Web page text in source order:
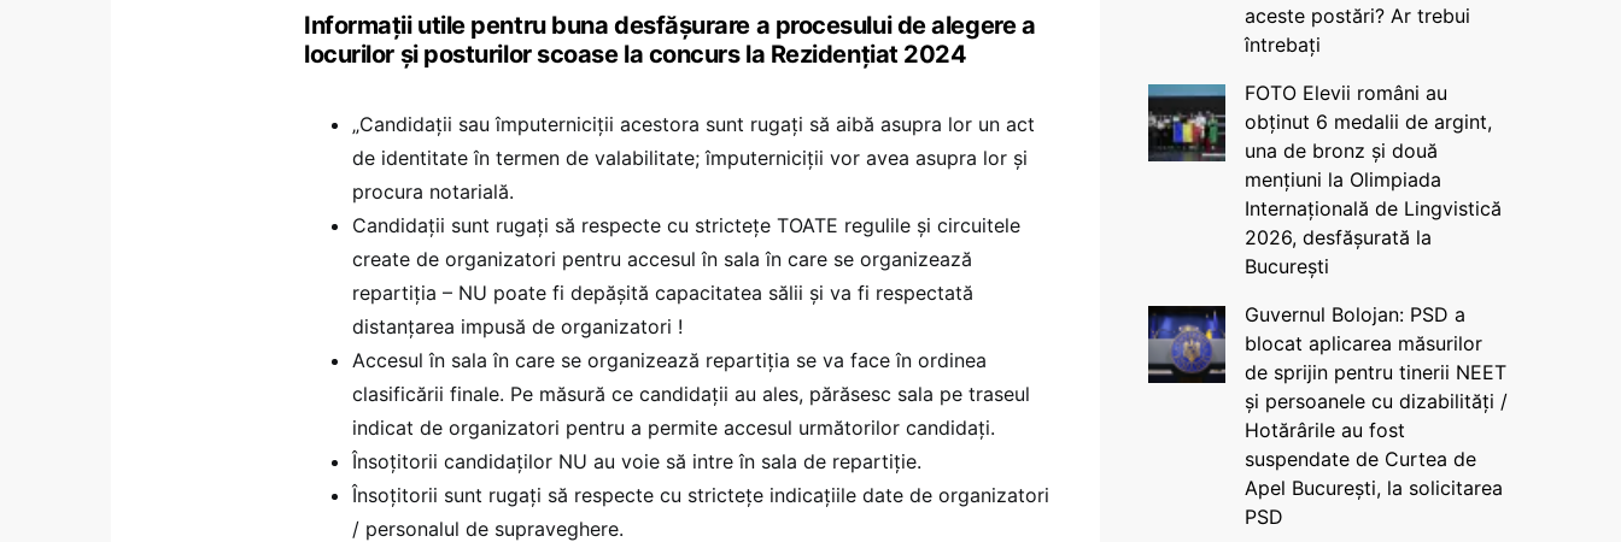
Informații utile pentru buna desfășurare a procesului de alegere a
locurilor și posturilor scoase la concurs la Rezidențiat 2024
„Candidații sau împuterniciții acestora sunt rugați să aibă asupra lor un act
de identitate în termen de valabilitate; împuterniciții vor avea asupra lor și
procura notarială.
Candidații sunt rugați să respecte cu strictețe TOATE regulile și circuitele
create de organizatori pentru accesul în sala în care se organizează
repartiția – NU poate fi depășită capacitatea sălii și va fi respectată
distanțarea impusă de organizatori !
Accesul în sala în care se organizează repartiția se va face în ordinea
clasificării finale. Pe măsură ce candidații au ales, părăsesc sala pe traseul
indicat de organizatori pentru a permite accesul următorilor candidați.
Însoțitorii candidaților NU au voie să intre în sala de repartiție.
Însoțitorii sunt rugați să respecte cu strictețe indicațiile date de organizatori
/ personalul de supraveghere.
aceste postări? Ar trebui
întrebați
FOTO Elevii români au
obținut 6 medalii de argint,
una de bronz și două
mențiuni la Olimpiada
Internațională de Lingvistică
2026, desfășurată la
București
Guvernul Bolojan: PSD a
blocat aplicarea măsurilor
de sprijin pentru tinerii NEET
și persoanele cu dizabilități /
Hotărârile au fost
suspendate de Curtea de
Apel București, la solicitarea
PSD